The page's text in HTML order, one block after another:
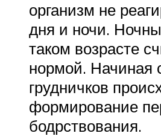
организм не
дня и ночи.
таком возрасте
нормой. Начиная
грудничков
формирование
бодрствования.